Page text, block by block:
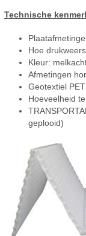
Technische
Hoe
Kleur:
Afmetingen
Geotextiel
Hoeveelheid
geplooid)